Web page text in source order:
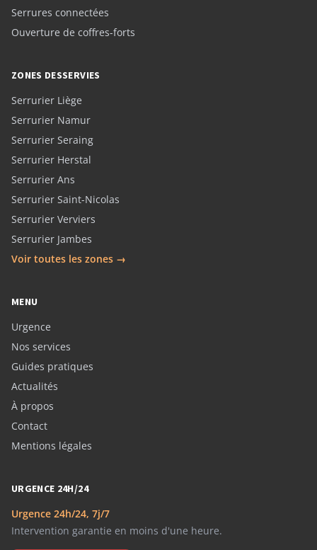
Serrures connectées
Ouverture de coffres-forts
ZONES DESSERVIES
Serrurier Liège
Serrurier Namur
Serrurier Seraing
Serrurier Herstal
Serrurier Ans
Serrurier Saint-Nicolas
Serrurier Verviers
Serrurier Jambes
Voir toutes les zones →
MENU
Urgence
Nos services
Guides pratiques
Actualités
À propos
Contact
Mentions légales
URGENCE 24H/24
Urgence 24h/24, 7j/7
Intervention garantie en moins d'une heure.